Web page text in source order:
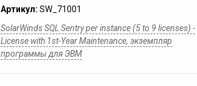
Артикул: SW_71001
SolarWinds SQL Sentry per instance (5 to 9 licenses) -
License with 1st-Year Maintenance, экземпляр
программы для ЭВМ